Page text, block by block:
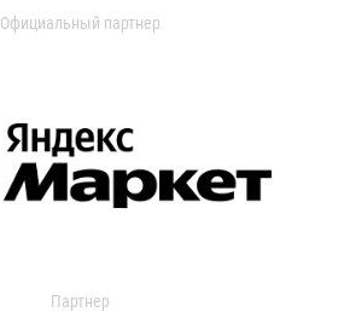
Официальный партнер
Партнер